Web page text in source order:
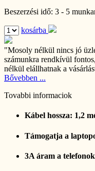
Beszerzési idő: 3 - 5
kosárba
"Mosoly nélkül nincs jó
számunkra rendkívül
nélkül elállhatnak a
Bővebben ...
Tovabbi informaciok
Kábel hossza: 1,2
Támogatja a
3A áram a